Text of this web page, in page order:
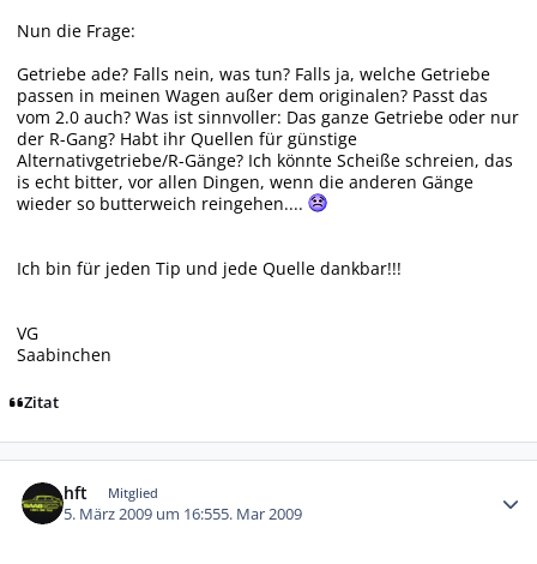
Nun die Frage:
Getriebe ade? Falls nein, was tun? Falls ja, welche Getriebe
passen in meinen Wagen außer dem originalen? Passt das
vom 2.0 auch? Was ist sinnvoller: Das ganze Getriebe oder nur
der R-Gang? Habt ihr Quellen für günstige
Alternativgetriebe/R-Gänge? Ich könnte Scheiße schreien, das
is echt bitter, vor allen Dingen, wenn die anderen Gänge
wieder so butterweich reingehen....
Ich bin für jeden Tip und jede Quelle dankbar!!!
VG
Saabinchen
Zitat
hft Mitglied
5. März 2009 um 16:555. Mar 2009